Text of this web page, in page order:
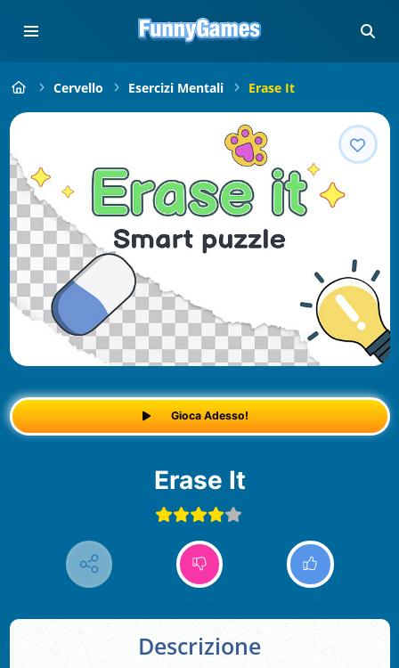
Cervello Esercizi Mentali Erase It
Gioca Adesso!
Erase It
Descrizione